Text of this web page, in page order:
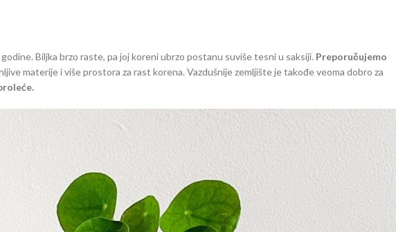
Biljka brzo raste, pa joj koreni ubrzo postanu suviše tesni u saksiji. Preporučujemo
materije i više prostora za rast korena. Vazdušnije zemljište je takođe veoma dobro za